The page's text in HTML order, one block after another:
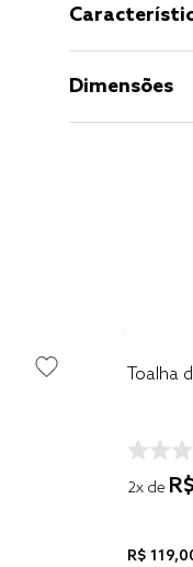
Dimensões
Toalha
2x de R$
R$ 119,